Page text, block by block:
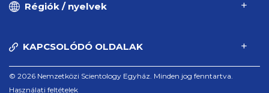
Régiók / nyelvek
KAPCSOLÓDÓ OLDALAK
© 2026 Nemzetközi Scientology Egyház. Minden jog fenntartva.
Használati feltételek